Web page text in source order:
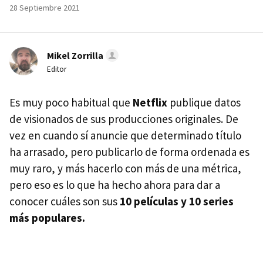
28 Septiembre 2021
Mikel Zorrilla
Editor
Es muy poco habitual que Netflix publique datos
de visionados de sus producciones originales. De
vez en cuando sí anuncie que determinado título
ha arrasado, pero publicarlo de forma ordenada es
muy raro, y más hacerlo con más de una métrica,
pero eso es lo que ha hecho ahora para dar a
conocer cuáles son sus 10 películas y 10 series
más populares.